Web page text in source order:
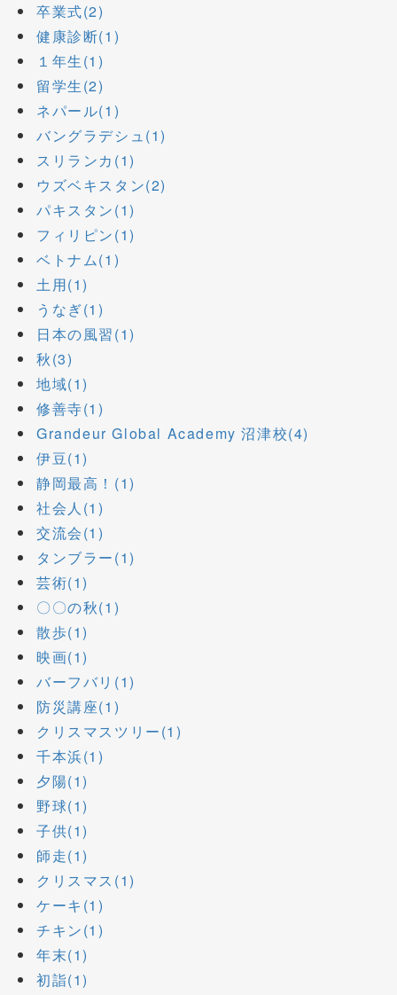
卒業式(2)
健康診断(1)
１年生(1)
留学生(2)
ネパール(1)
バングラデシュ(1)
スリランカ(1)
ウズベキスタン(2)
パキスタン(1)
フィリピン(1)
ベトナム(1)
土用(1)
うなぎ(1)
日本の風習(1)
秋(3)
地域(1)
修善寺(1)
Grandeur Global Academy 沼津校(4)
伊豆(1)
静岡最高！(1)
社会人(1)
交流会(1)
タンブラー(1)
芸術(1)
〇〇の秋(1)
散歩(1)
映画(1)
バーフバリ(1)
防災講座(1)
クリスマスツリー(1)
千本浜(1)
夕陽(1)
野球(1)
子供(1)
師走(1)
クリスマス(1)
ケーキ(1)
チキン(1)
年末(1)
初詣(1)